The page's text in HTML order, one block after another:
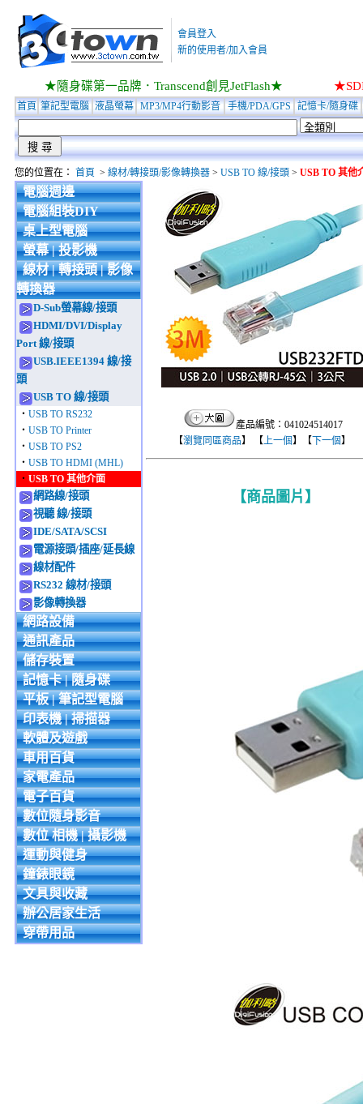
會員登入
新的使用者/加入會員
★隨身碟第一品牌．Transcend創見JetFlash★
首頁 筆記型電腦 液晶螢幕 MP3/MP4行動影音 手機/PDA/GPS 記憶卡/隨身碟
您的位置在： 首頁 > 線材/轉接頭/影像轉換器> USB TO 線/接頭 > USB TO 其他
電腦週邊
電腦組裝DIY
桌上型電腦
螢幕 | 投影機
線材 | 轉接頭 | 影像
轉換器
D-Sub螢幕線/接頭
HDMI/DVI/Display
Port 線/接頭
USB.IEEE1394 線/接
頭
USB TO 線/接頭
‧ USB TO RS232
‧ USB TO Printer
‧ USB TO PS2
‧ USB TO HDMI (MHL)
‧ USB TO 其他介面
網路線/接頭
視聽 線/接頭
IDE/SATA/SCSI
電源接頭/插座/延長線
線材配件
RS232 線材/接頭
影像轉換器
網路設備
通訊產品
儲存裝置
記憶卡 | 隨身碟
平板 | 筆記型電腦
印表機 | 掃描器
軟體及遊戲
車用百貨
家電產品
電子百貨
數位隨身影音
數位 相機 | 攝影機
運動與健身
鐘錶眼鏡
文具與收藏
辦公居家生活
穿帶用品
產品編號：041024514017
【瀏覽同區商品】 【上一個】【 下一個】
【商品圖片】